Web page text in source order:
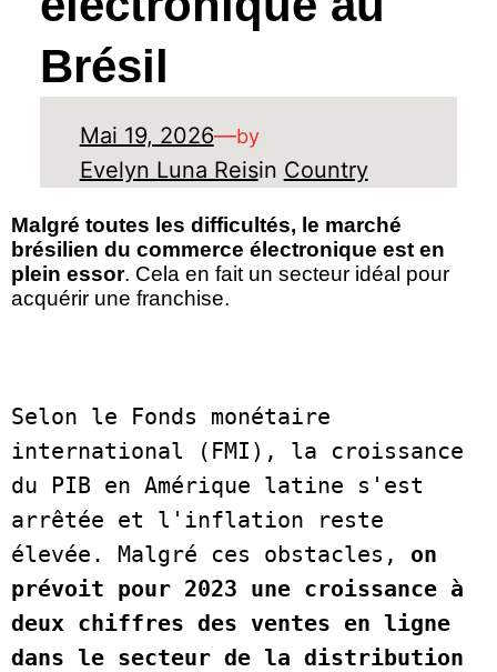
Brésil
Mai 19, 2026—by
Evelyn Luna Reisin Country
Malgré toutes les difficultés, le marché
brésilien du commerce électronique est en
plein essor. Cela en fait un secteur idéal pour
acquérir une franchise.
Selon le Fonds monétaire
international (FMI), la croissance
du PIB en Amérique latine s'est
arrêtée et l'inflation reste
élevée. Malgré ces obstacles, on
prévoit pour 2023 une croissance à
deux chiffres des ventes en ligne
dans le secteur de la distribution